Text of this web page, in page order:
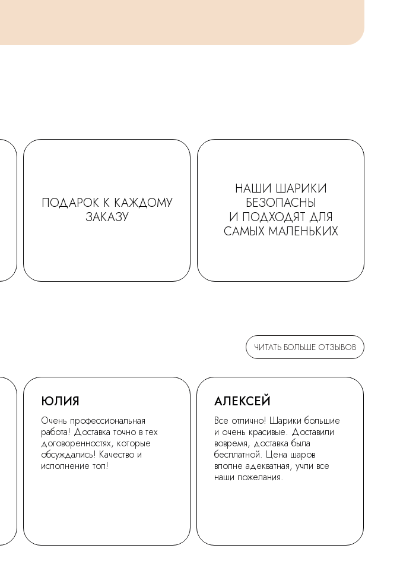
ПОДАРОК К КАЖДОМУ
ЗАКАЗУ
НАШИ ШАРИКИ
БЕЗОПАСНЫ
И ПОДХОДЯТ ДЛЯ
САМЫХ МАЛЕНЬКИХ
ЧИТАТЬ БОЛЬШЕ ОТЗЫВОВ
ЮЛИЯ
Очень профессиональная
работа! Доставка точно в тех
договоренностях, которые
обсуждались! Качество и
исполнение топ!
АЛЕКСЕЙ
Все отлично! Шарики большие
и очень красивые. Доставили
вовремя, доставка была
бесплатной. Цена шаров
вполне адекватная, учли все
наши пожелания.